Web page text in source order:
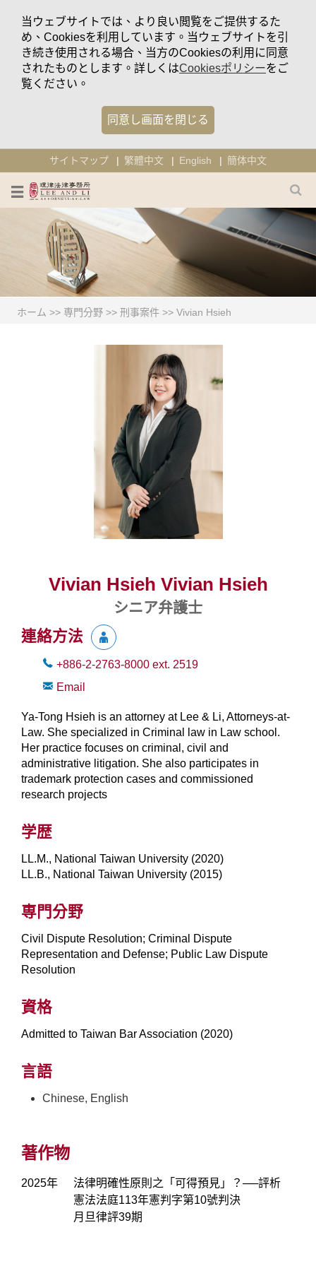
当ウェブサイトでは、より良い閲覧をご提供するた
め、Cookiesを利用しています。当ウェブサイトを引
き続き使用される場合、当方のCookiesの利用に同意
されたものとします。詳しくはCookiesポリシーをご
覧ください。
同意し画面を閉じる
サイトマップ 繁體中文 English 簡体中文
ホーム >> 専門分野 >> 刑事案件 >> Vivian Hsieh
Vivian Hsieh Vivian Hsieh
シニア弁護士
連絡方法
+886-2-2763-8000 ext. 2519
Email
Ya-Tong Hsieh is an attorney at Lee & Li, Attorneys-at-
Law. She specialized in Criminal law in Law school.
Her practice focuses on criminal, civil and
administrative litigation. She also participates in
trademark protection cases and commissioned
research projects
学歴
LL.M., National Taiwan University (2020)
LL.B., National Taiwan University (2015)
専門分野
Civil Dispute Resolution; Criminal Dispute
Representation and Defense; Public Law Dispute
Resolution
資格
Admitted to Taiwan Bar Association (2020)
言語
Chinese, English
著作物
2025年
法律明確性原則之「可得預見」？──評析
憲法法庭113年憲判字第10號判決
月旦律評39期